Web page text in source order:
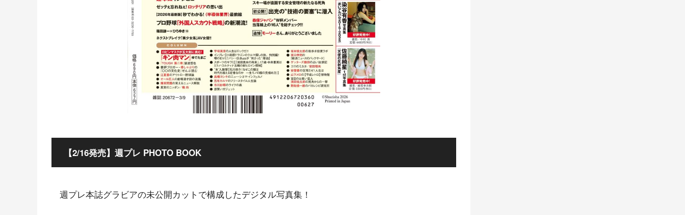
【2/16発売】週プレ PHOTO BOOK
週プレ本誌グラビアの未公開カットで構成したデジタル写真集！